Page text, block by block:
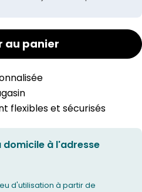
au panier
flexibles et sécurisés
à l'adresse
d'utilisation à partir de